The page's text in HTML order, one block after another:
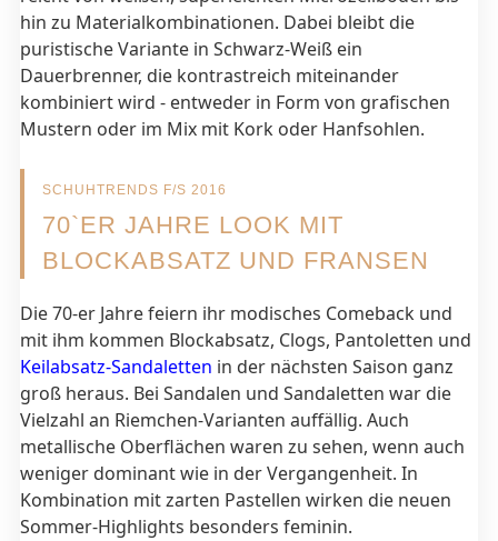
hin zu Materialkombinationen. Dabei bleibt die
puristische Variante in Schwarz-Weiß ein
Dauerbrenner, die kontrastreich miteinander
kombiniert wird - entweder in Form von grafischen
Mustern oder im Mix mit Kork oder Hanfsohlen.
SCHUHTRENDS F/S 2016
70`ER JAHRE LOOK MIT
BLOCKABSATZ UND FRANSEN
Die 70-er Jahre feiern ihr modisches Comeback und
mit ihm kommen Blockabsatz, Clogs, Pantoletten und
Keilabsatz-Sandaletten in der nächsten Saison ganz
groß heraus. Bei Sandalen und Sandaletten war die
Vielzahl an Riemchen-Varianten auffällig. Auch
metallische Oberflächen waren zu sehen, wenn auch
weniger dominant wie in der Vergangenheit. In
Kombination mit zarten Pastellen wirken die neuen
Sommer-Highlights besonders feminin.